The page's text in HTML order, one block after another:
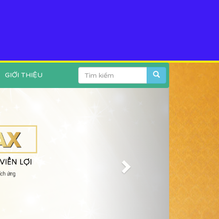
GIỚI THIỆU
Next